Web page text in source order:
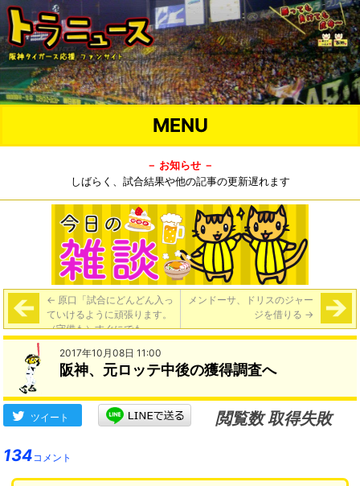
MENU
－ お知らせ －
しばらく、試合結果や他の記事の更新遅れます
← 原口「試合にどんどん入っ
ていけるように頑張ります。
（守備も）すぐにでも」
メンドーサ、ドリスのジャー
ジを借りる →
2017年10月08日 11:00
阪神、元ロッテ中後の獲得調査へ
ツイート
閲覧数 取得失敗
134コメント